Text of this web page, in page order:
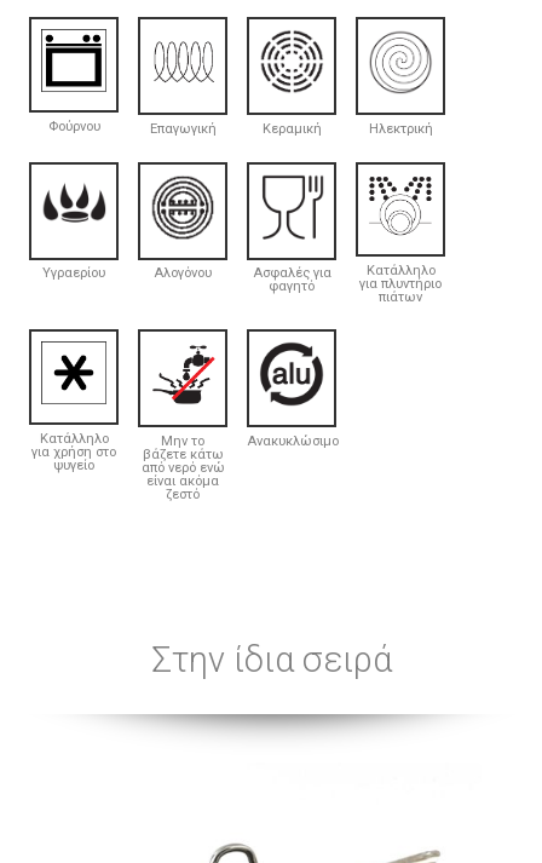
Φούρνου Επαγωγική Κεραμική Ηλεκτρική
Υγραερίου Αλογόνου
Ασφαλές για
φαγητό
Κατάλληλο
για πλυντήριο
πιάτων
Κατάλληλο
για χρήση στο
ψυγείο
Μην το
βάζετε κάτω
από νερό ενώ
είναι ακόμα
ζεστό
Ανακυκλώσιμο
Στην ίδια σειρά